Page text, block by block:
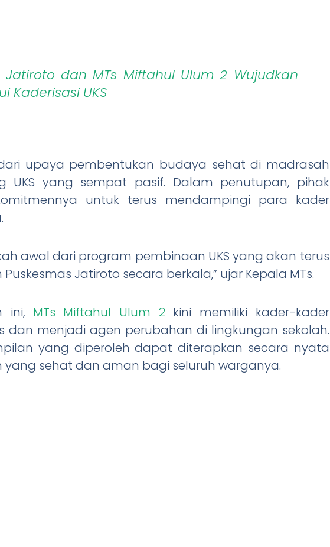
Jatiroto dan MTs Miftahul Ulum 2 Wujudkan
Kaderisasi UKS
upaya pembentukan budaya sehat di madrasah
UKS yang sempat pasif. Dalam penutupan, pihak
untuk terus mendampingi para kader
awal dari program pembinaan UKS yang akan terus
Jatiroto secara berkala,” ujar Kepala MTs.
ini, MTs Miftahul Ulum 2kini memiliki kader-kader
dan menjadi agen perubahan di lingkungan sekolah.
yang diperoleh dapat diterapkan secara nyata
sehat dan aman bagi seluruh warganya.